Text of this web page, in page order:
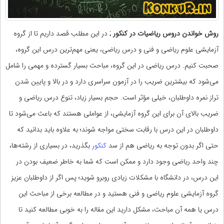
روش خواندن دروس ریاضیات در کنکور ; در این مطلب قصد داریم تا از گروه
آزمایشی علوم ریاضی و فنی و درس ریاضی، یعنی مهم‌ترین درس این گروه،
صحبت کنیم. درس ریاضی در این گروه، مباحث بسیار گسترده و مهمی را شامل
می‌شود که بیشترین ضریب را در آزمون سراسری دارد و در بالا و پایین شدن
تراز نمره داوطلبان، خیلی مؤثر است. حجم بسیار زیاد، تنوع درس ریاضی و
ضریب بالای آن برای این گروه آزمایشی، از عواملی هستند که باعث می‌شود تا
داوطلبان در این درس با رقابت سختی مواجه شوند؛ به علاوه باید بدانید که
حتی اگر بدون توجه به ریاضی هم از سد کنکور بگذرید، در بسیاری از رشته‌ها،
چند واحد ریاضی وجود دارد و ممکن است که شما به خاطر ضعیف بودن در
این درس، در دانشگاه با مشکلات زیادی روبرو شوید؛ پس اگر از داوطلبان عزیز
گروه آزمایشی علوم ریاضی و فنی هستید و در مطالعه برخی از مباحث این
درس یا همه آن مباحث، مشکل دارید این مقاله را به خوبی مطالعه کنید تا